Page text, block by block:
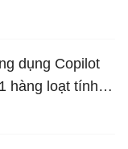
dụng Copilot
hàng loạt tính